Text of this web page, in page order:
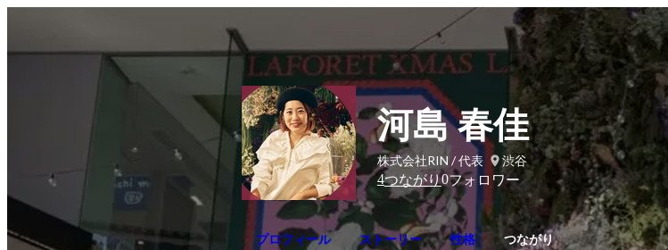
河島 春佳
株式会社RIN / 代表
渋谷
4つながり0フォロワー
プロフィール ストーリー 性格 つながり